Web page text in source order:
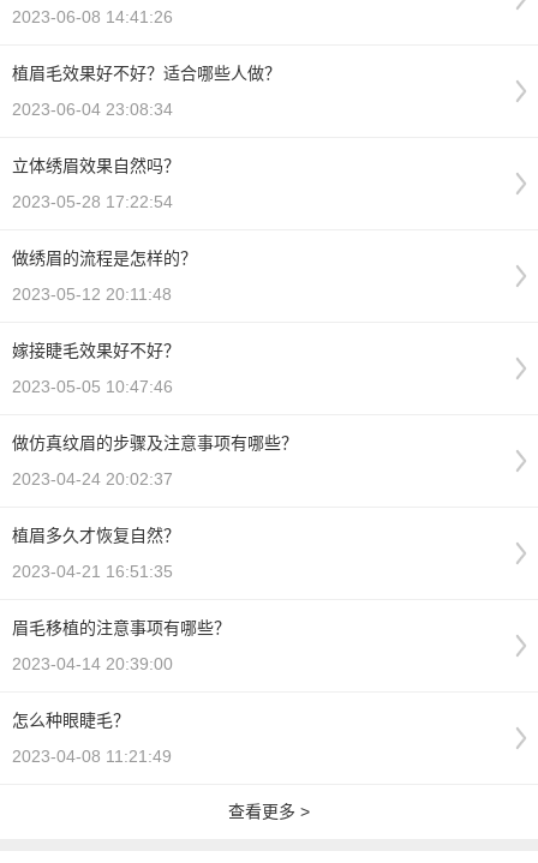
2023-06-08 14:41:26
植眉毛效果好不好？适合哪些人做？
2023-06-04 23:08:34
立体绣眉效果自然吗？
2023-05-28 17:22:54
做绣眉的流程是怎样的？
2023-05-12 20:11:48
嫁接睫毛效果好不好？
2023-05-05 10:47:46
做仿真纹眉的步骤及注意事项有哪些？
2023-04-24 20:02:37
植眉多久才恢复自然？
2023-04-21 16:51:35
眉毛移植的注意事项有哪些？
2023-04-14 20:39:00
怎么种眼睫毛？
2023-04-08 11:21:49
查看更多 >